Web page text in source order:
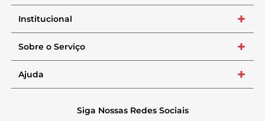
Institucional +
Sobre o Serviço +
Ajuda +
Siga Nossas Redes Sociais